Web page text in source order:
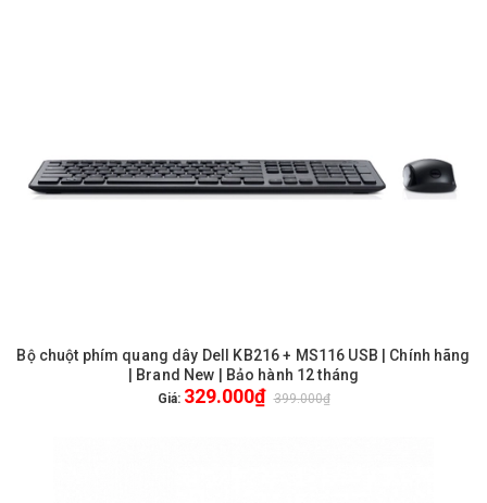
Bộ chuột phím quang dây Dell KB216 + MS116 USB | Chính hãng
| Brand New | Bảo hành 12 tháng
Giá: 329.000₫ 399.000₫